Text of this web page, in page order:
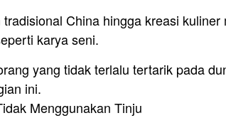
China hingga kreasi kuliner
karya seni.
yang tidak terlalu tertarik pada
ini.
Menggunakan Tinju